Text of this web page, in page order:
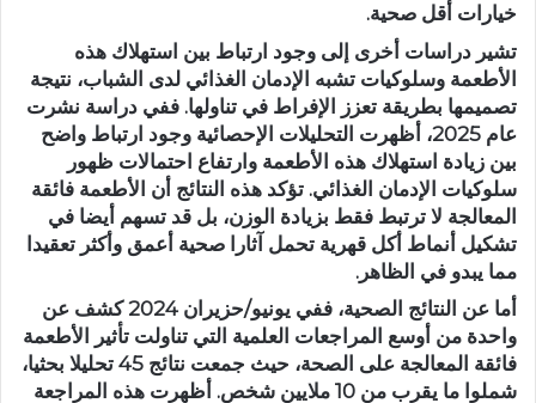
خيارات أقل صحية.
تشير دراسات أخرى إلى وجود ارتباط بين استهلاك هذه
الأطعمة وسلوكيات تشبه الإدمان الغذائي لدى الشباب، نتيجة
تصميمها بطريقة تعزز الإفراط في تناولها. ففي دراسة نشرت
عام 2025، أظهرت التحليلات الإحصائية وجود ارتباط واضح
بين زيادة استهلاك هذه الأطعمة وارتفاع احتمالات ظهور
سلوكيات الإدمان الغذائي. تؤكد هذه النتائج أن الأطعمة فائقة
المعالجة لا ترتبط فقط بزيادة الوزن، بل قد تسهم أيضا في
تشكيل أنماط أكل قهرية تحمل آثارا صحية أعمق وأكثر تعقيدا
مما يبدو في الظاهر.
أما عن النتائج الصحية، ففي يونيو/حزيران 2024 كشف عن
واحدة من أوسع المراجعات العلمية التي تناولت تأثير الأطعمة
فائقة المعالجة على الصحة، حيث جمعت نتائج 45 تحليلا بحثيا،
شملوا ما يقرب من 10 ملايين شخص. أظهرت هذه المراجعة